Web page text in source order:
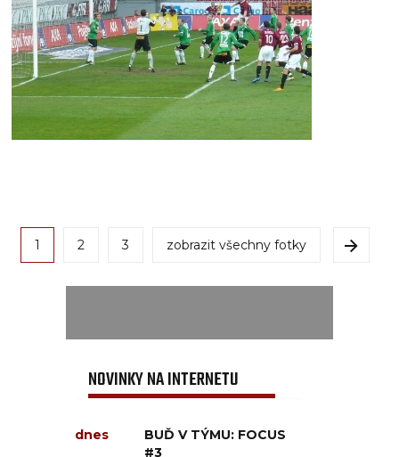
1 2 3 zobrazit všechny fotky
NOVINKY NA INTERNETU
dnes
BUĎ V TÝMU: FOCUS
#3